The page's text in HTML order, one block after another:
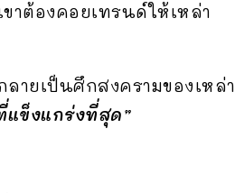
าต้องคอยเทรนด์ให้เหล่า
ายเป็นศึกสงครามของเหล่า
แข็งแกร่งที่สุด”